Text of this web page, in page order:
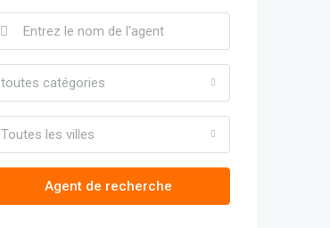
toutes catégories
Toutes les villes
Agent de recherche